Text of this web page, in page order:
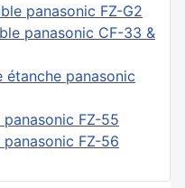
panasonic FZ-G2
panasonic CF-33 &
panasonic
FZ-55
FZ-56